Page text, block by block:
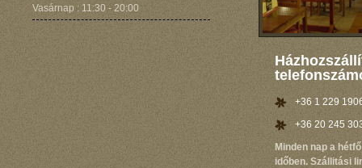
Vasárnap : 11:30 - 20:00
+36 1 229
+36 20 245
Minden nap a
időben. Szállitási